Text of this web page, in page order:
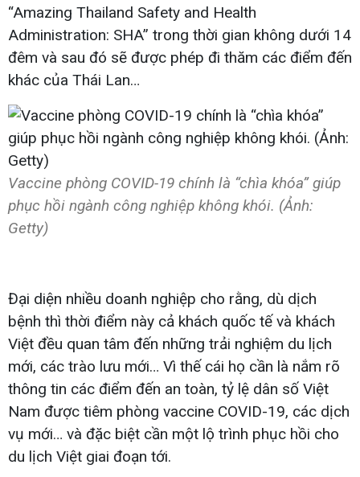
“Amazing Thailand Safety and Health
Administration: SHA” trong thời gian không dưới 14
đêm và sau đó sẽ được phép đi thăm các điểm đến
khác của Thái Lan…
Vaccine phòng COVID-19 chính là “chìa khóa” giúp
phục hồi ngành công nghiệp không khói. (Ảnh:
Getty)
Đại diện nhiều doanh nghiệp cho rằng, dù dịch
bệnh thì thời điểm này cả khách quốc tế và khách
Việt đều quan tâm đến những trải nghiệm du lịch
mới, các trào lưu mới… Vì thế cái họ cần là nắm rõ
thông tin các điểm đến an toàn, tỷ lệ dân số Việt
Nam được tiêm phòng vaccine COVID-19, các dịch
vụ mới… và đặc biệt cần một lộ trình phục hồi cho
du lịch Việt giai đoạn tới.